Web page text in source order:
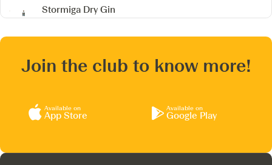
Stormiga Dry Gin
Join the club to know more!
Available on
App Store
Available on
Google Play